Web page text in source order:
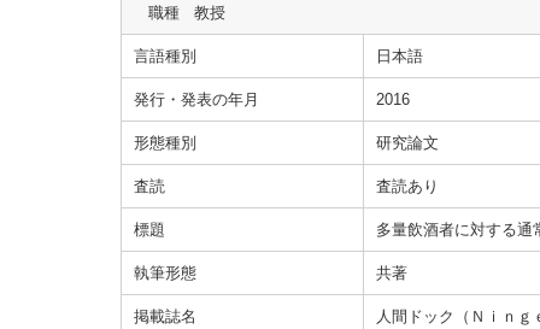
職種
教授
言語種別 日本語
発行・発表の年月 2016
形態種別 研究論文
査読 査読あり
標題 多量飲酒者に対する通
執筆形態 共著
掲載誌名 人間ドック（Ｎｉｎｇ